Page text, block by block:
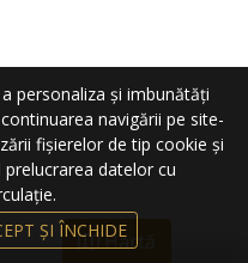
Hartă
personaliza și imbunătăți
navigării pe site-
fișierelor de tip cookie și
datelor cu
ȘI ÎNCHIDE